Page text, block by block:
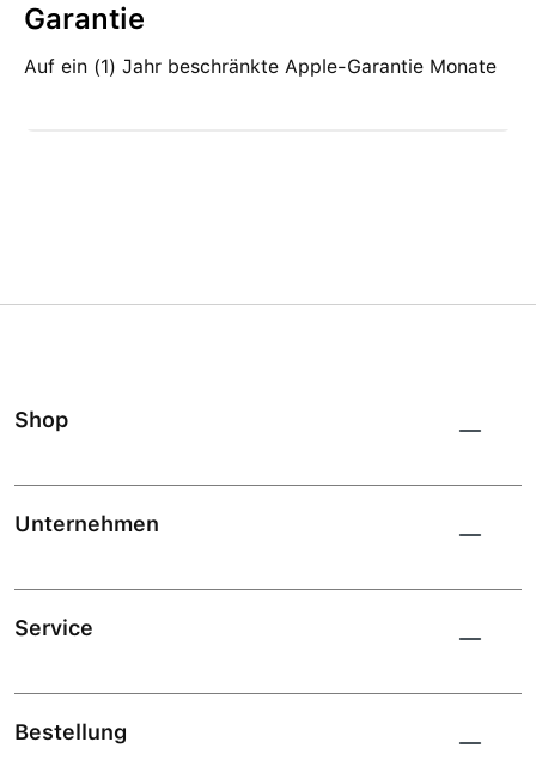
Garantie
Auf ein (1) Jahr beschränkte Apple-Garantie Monate
Shop
Unternehmen
Service
Bestellung